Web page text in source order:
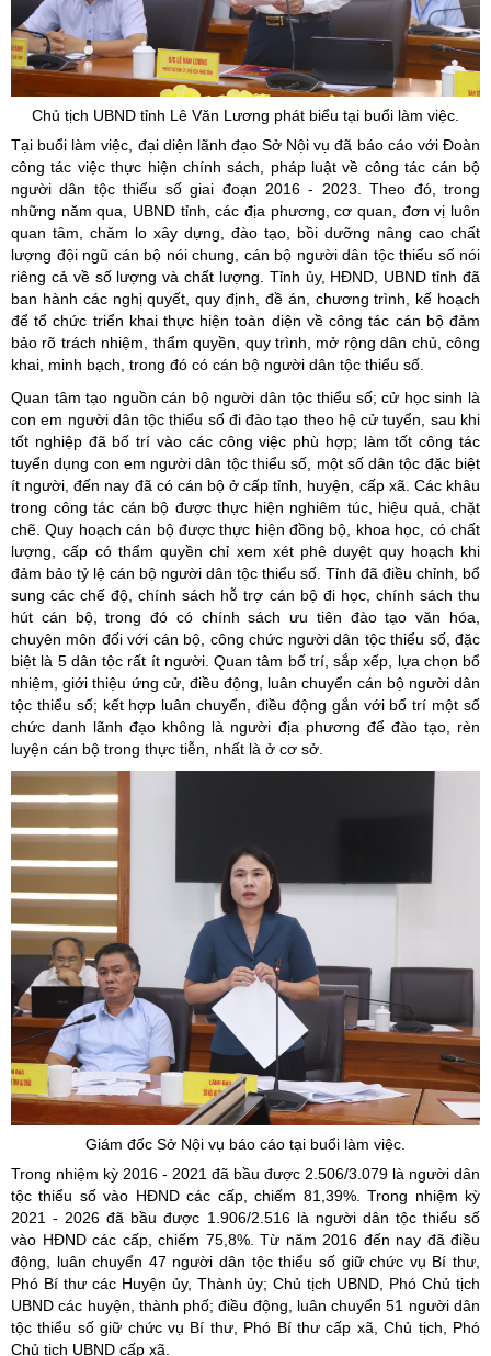
Chủ tịch UBND tỉnh Lê Văn Lương phát biểu tại buổi làm việc.
Tại buổi làm việc, đại diện lãnh đạo Sở Nội vụ đã báo cáo với Đoàn
công tác việc thực hiện chính sách, pháp luật về công tác cán bộ
người dân tộc thiểu số giai đoạn 2016 - 2023. Theo đó, trong
những năm qua, UBND tỉnh, các địa phương, cơ quan, đơn vị luôn
quan tâm, chăm lo xây dựng, đào tạo, bồi dưỡng nâng cao chất
lượng đội ngũ cán bộ nói chung, cán bộ người dân tộc thiểu số nói
riêng cả về số lượng và chất lượng. Tỉnh ủy, HĐND, UBND tỉnh đã
ban hành các nghị quyết, quy định, đề án, chương trình, kế hoạch
để tổ chức triển khai thực hiện toàn diện về công tác cán bộ đảm
bảo rõ trách nhiệm, thẩm quyền, quy trình, mở rộng dân chủ, công
khai, minh bạch, trong đó có cán bộ người dân tộc thiểu số.
Quan tâm tạo nguồn cán bộ người dân tộc thiểu số; cử học sinh là
con em người dân tộc thiểu số đi đào tạo theo hệ cử tuyển, sau khi
tốt nghiệp đã bố trí vào các công việc phù hợp; làm tốt công tác
tuyển dụng con em người dân tộc thiểu số, một số dân tộc đặc biệt
ít người, đến nay đã có cán bộ ở cấp tỉnh, huyện, cấp xã. Các khâu
trong công tác cán bộ được thực hiện nghiêm túc, hiệu quả, chặt
chẽ. Quy hoạch cán bộ được thực hiện đồng bộ, khoa học, có chất
lượng, cấp có thẩm quyền chỉ xem xét phê duyệt quy hoạch khi
đảm bảo tỷ lệ cán bộ người dân tộc thiểu số. Tỉnh đã điều chỉnh, bổ
sung các chế độ, chính sách hỗ trợ cán bộ đi học, chính sách thu
hút cán bộ, trong đó có chính sách ưu tiên đào tạo văn hóa,
chuyên môn đối với cán bộ, công chức người dân tộc thiểu số, đặc
biệt là 5 dân tộc rất ít người. Quan tâm bố trí, sắp xếp, lựa chọn bổ
nhiệm, giới thiệu ứng cử, điều động, luân chuyển cán bộ người dân
tộc thiểu số; kết hợp luân chuyển, điều động gắn với bố trí một số
chức danh lãnh đạo không là người địa phương để đào tạo, rèn
luyện cán bộ trong thực tiễn, nhất là ở cơ sở.
Giám đốc Sở Nội vụ báo cáo tại buổi làm việc.
Trong nhiệm kỳ 2016 - 2021 đã bầu được 2.506/3.079 là người dân
tộc thiểu số vào HĐND các cấp, chiếm 81,39%. Trong nhiệm kỳ
2021 - 2026 đã bầu được 1.906/2.516 là người dân tộc thiểu số
vào HĐND các cấp, chiếm 75,8%. Từ năm 2016 đến nay đã điều
động, luân chuyển 47 người dân tộc thiểu số giữ chức vụ Bí thư,
Phó Bí thư các Huyện ủy, Thành ủy; Chủ tịch UBND, Phó Chủ tịch
UBND các huyện, thành phố; điều động, luân chuyển 51 người dân
tộc thiểu số giữ chức vụ Bí thư, Phó Bí thư cấp xã, Chủ tịch, Phó
Chủ tịch UBND cấp xã.